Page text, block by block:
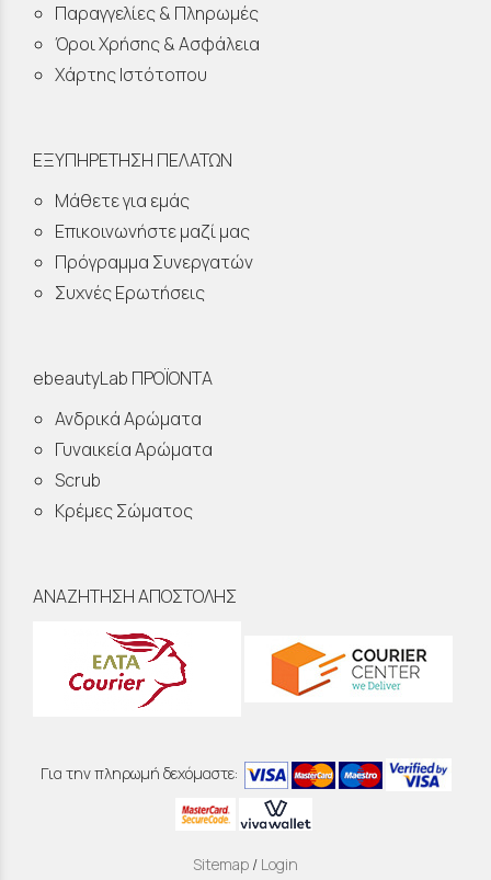
Παραγγελίες & Πληρωμές
Όροι Χρήσης & Ασφάλεια
Χάρτης Ιστότοπου
ΕΞΥΠΗΡΕΤΗΣΗ ΠΕΛΑΤΩΝ
Μάθετε για εμάς
Επικοινωνήστε μαζί μας
Πρόγραμμα Συνεργατών
Συχνές Ερωτήσεις
ebeautyLab ΠΡΟΪΟΝΤΑ
Ανδρικά Αρώματα
Γυναικεία Αρώματα
Scrub
Κρέμες Σώματος
ΑΝΑΖΗΤΗΣΗ ΑΠΟΣΤΟΛΗΣ
Για την πληρωμή δεχόμαστε:
Sitemap / Login